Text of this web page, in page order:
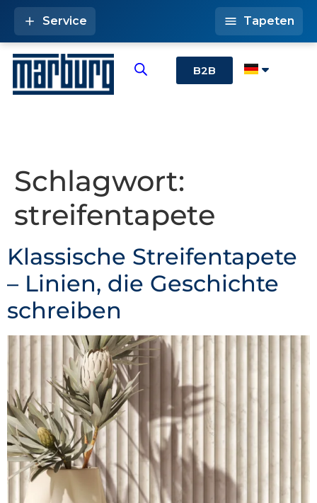
B2B
Service Tapeten
Schlagwort:
streifentapete
Klassische Streifentapete
– Linien, die Geschichte
schreiben